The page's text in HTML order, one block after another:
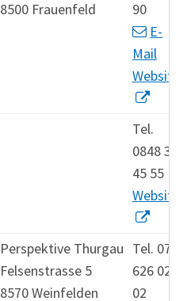
8500 Frauenfeld
90
E-
Mail
Website
Tel.
0848 35
45 55
Website
Perspektive Thurgau
Felsenstrasse 5
8570 Weinfelden
Tel. 071
626 02
02